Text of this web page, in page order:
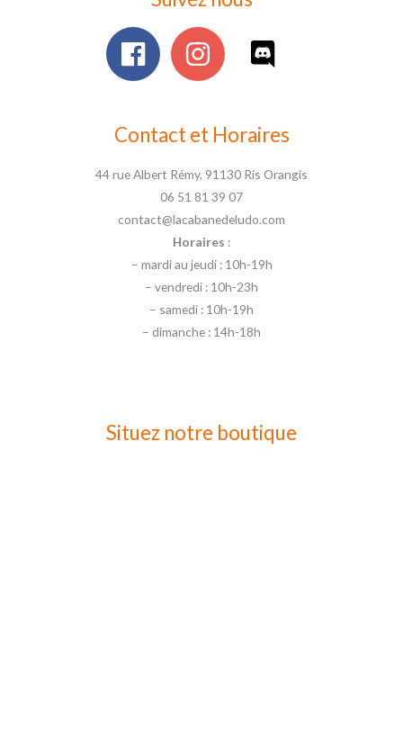
Contact et Horaires
44 rue Albert Rémy, 91130 Ris Orangis
06 51 81 39 07
contact@lacabanedeludo.com
Horaires :
– mardi au jeudi : 10h-19h
– vendredi : 10h-23h
– samedi : 10h-19h
– dimanche : 14h-18h
Situez notre boutique